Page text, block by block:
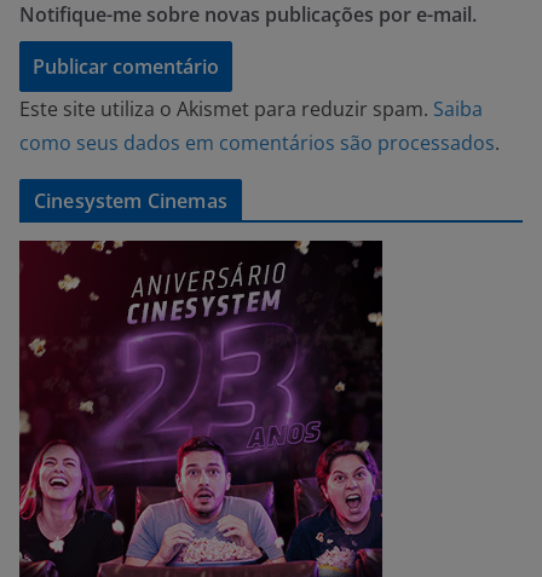
Notifique-me sobre novas publicações por e-mail.
Este site utiliza o Akismet para reduzir spam. Saiba
como seus dados em comentários são processados.
Cinesystem Cinemas